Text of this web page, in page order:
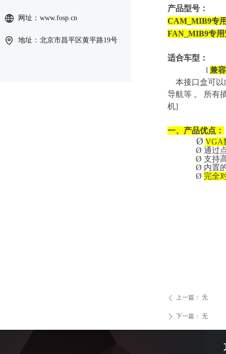
产品型号：
CAM_MIB9专
FAN_MIB9专
适合车型：
l 兼容
本接口盒可以
导航等 。 所有
机]
一、产品优点：
Ø VGA
Ø 通过
Ø 支持
Ø 内置
Ø 完全
网址： www.fosp.cn
地址： 北京市昌平区黄平路19号
ꄴ 上一篇： 无
ꄲ 下一篇： 无